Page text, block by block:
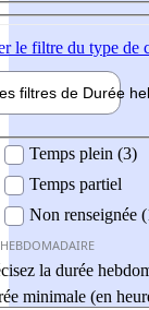
le filtre du type de
filtres de Durée
Temps plein (3)
Temps partiel
Non renseignée
la durée
minimale (en